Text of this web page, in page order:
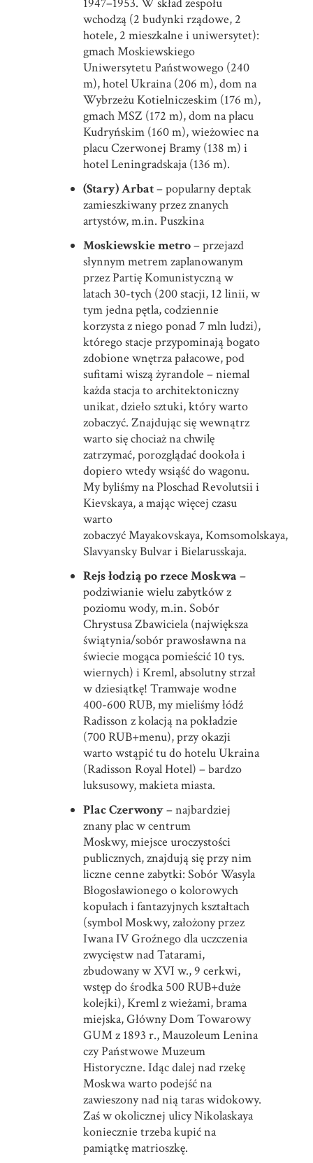
wchodzą (2 budynki rządowe, 2
hotele, 2 mieszkalne i uniwersytet):
gmach Moskiewskiego
Uniwersytetu Państwowego (240
m), hotel Ukraina (206 m), dom na
Wybrzeżu Kotielniczeskim (176 m),
gmach MSZ (172 m), dom na placu
Kudryńskim (160 m), wieżowiec na
placu Czerwonej Bramy (138 m) i
hotel Leningradskaja (136 m).
(Stary) Arbat– popularny deptak
zamieszkiwany przez znanych
artystów, m.in. Puszkina
Moskiewskie metro– przejazd
słynnym metrem zaplanowanym
przez Partię Komunistyczną w
latach 30-tych (200 stacji, 12 linii, w
tym jedna pętla, codziennie
korzysta z niego ponad 7 mln ludzi),
którego stacje przypominają bogato
zdobione wnętrza pałacowe, pod
sufitami wiszą żyrandole – niemal
każda stacja to architektoniczny
unikat, dzieło sztuki, który warto
zobaczyć. Znajdując się wewnątrz
warto się chociaż na chwilę
zatrzymać, porozglądać dookoła i
dopiero wtedy wsiąść do wagonu.
My byliśmy na Ploschad Revolutsii i
Kievskaya, a mając więcej czasu
warto
zobaczyć Mayakovskaya, Komsomolskaya,
Slavyansky Bulvar i Bielarusskaja.
Rejs łodzią po rzece Moskwa –
podziwianie wielu zabytków z
poziomu wody, m.in. Sobór
Chrystusa Zbawiciela (największa
świątynia/sobór prawosławna na
świecie mogąca pomieścić 10 tys.
wiernych) i Kreml, absolutny strzał
w dziesiątkę! Tramwaje wodne
400-600 RUB, my mieliśmy łódź
Radisson z kolacją na pokładzie
(700 RUB+menu), przy okazji
warto wstąpić tu do hotelu Ukraina
(Radisson Royal Hotel) – bardzo
luksusowy, makieta miasta.
Plac Czerwony– najbardziej
znany plac w centrum
Moskwy, miejsce uroczystości
publicznych, znajdują się przy nim
liczne cenne zabytki: Sobór Wasyla
Błogosławionego o kolorowych
kopułach i fantazyjnych kształtach
(symbol Moskwy, założony przez
Iwana IV Groźnego dla uczczenia
zwycięstw nad Tatarami,
zbudowany w XVI w., 9 cerkwi,
wstęp do środka 500 RUB+duże
kolejki), Kreml z wieżami, brama
miejska, Główny Dom Towarowy
GUM z 1893 r., Mauzoleum Lenina
czy Państwowe Muzeum
Historyczne. Idąc dalej nad rzekę
Moskwa warto podejść na
zawieszony nad nią taras widokowy.
Zaś w okolicznej ulicy Nikolaskaya
koniecznie trzeba kupić na
pamiątkę matrioszkę.